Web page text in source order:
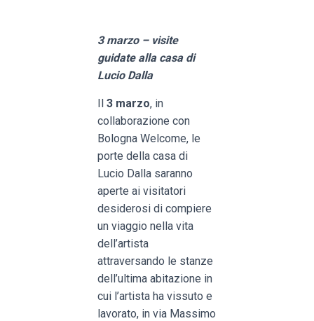
3 marzo – visite
guidate alla casa di
Lucio Dalla
Il 3 marzo, in
collaborazione con
Bologna Welcome, le
porte della casa di
Lucio Dalla saranno
aperte ai visitatori
desiderosi di compiere
un viaggio nella vita
dell’artista
attraversando le stanze
dell’ultima abitazione in
cui l’artista ha vissuto e
lavorato, in via Massimo